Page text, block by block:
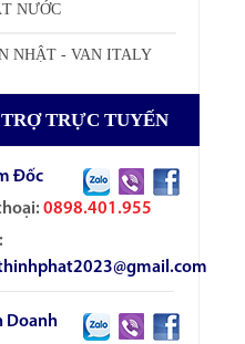
NƯỚC
NHẬT - VAN ITALY
TRỰC TUYẾN
Đốc
0898.401.955
Doanh